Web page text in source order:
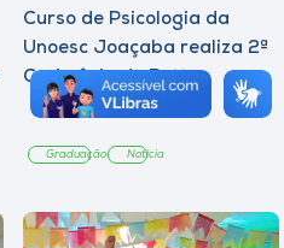
Curso de Psicologia da
Unoesc Joaçaba realiza 2ª
Cerimônia do Botton
Graduação Notícia